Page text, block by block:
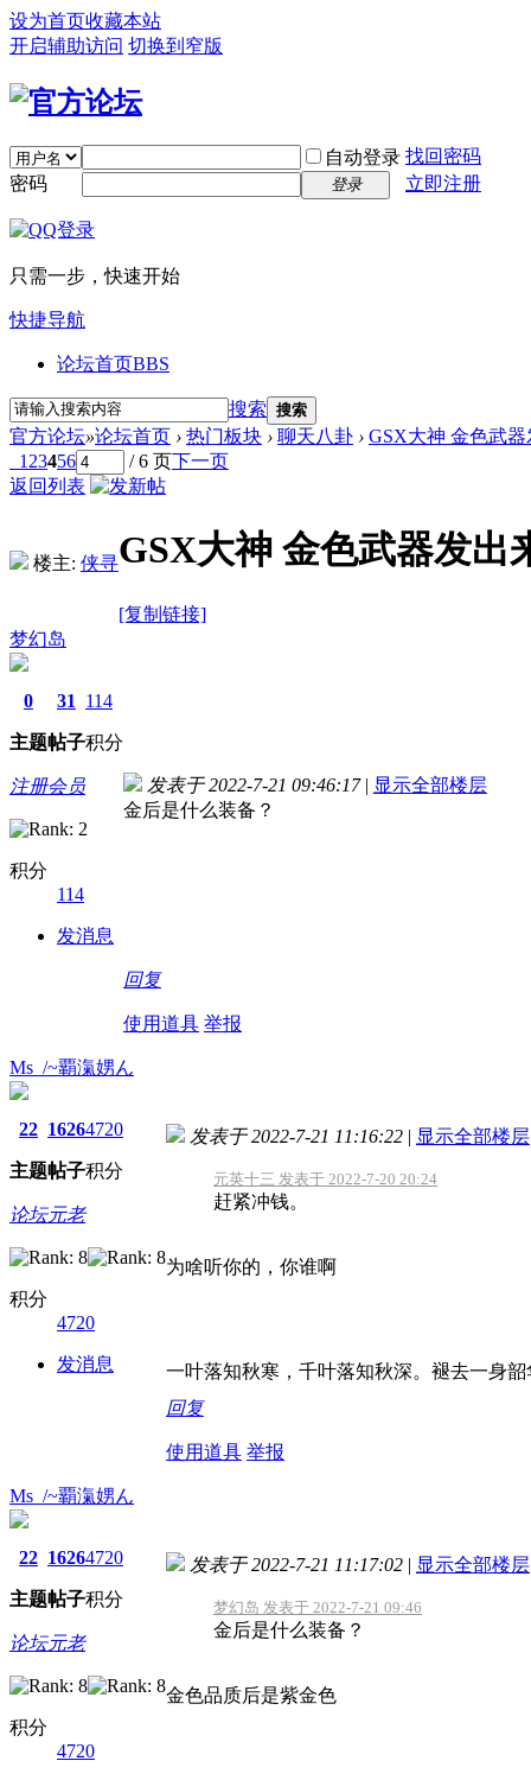
设为首页收藏本站
开启辅助访问 切换到窄版
自动登录 找回密码
密码
登录 立即注册
只需一步，快速开始
快捷导航
论坛首页BBS
搜索 搜索
官方论坛»论坛首页 › 热门板块 › 聊天八卦 › GSX大神 金色武
1 23456 / 6 页下一页
返回列表
楼主: 侠寻GSX大神 金色武器发出
[复制链接]
梦幻岛
0
主题
31
帖子
114
积分
注册会员
积分
114
发消息
发表于 2022-7-21 09:46:17 | 显示全部楼层
金后是什么装备？
回复
使用道具 举报
Ms_/~覇滊娚ん
22
主题
1626
帖子
4720
积分
论坛元老
积分
4720
发消息
发表于 2022-7-21 11:16:22 | 显示全部楼层
元英十三 发表于 2022-7-20 20:24
赶紧冲钱。
为啥听你的，你谁啊
一叶落知秋寒，千叶落知秋深。褪去一身
回复
使用道具 举报
Ms_/~覇滊娚ん
22
主题
1626
帖子
4720
积分
论坛元老
积分
4720
发表于 2022-7-21 11:17:02 | 显示全部楼层
梦幻岛 发表于 2022-7-21 09:46
金后是什么装备？
金色品质后是紫金色